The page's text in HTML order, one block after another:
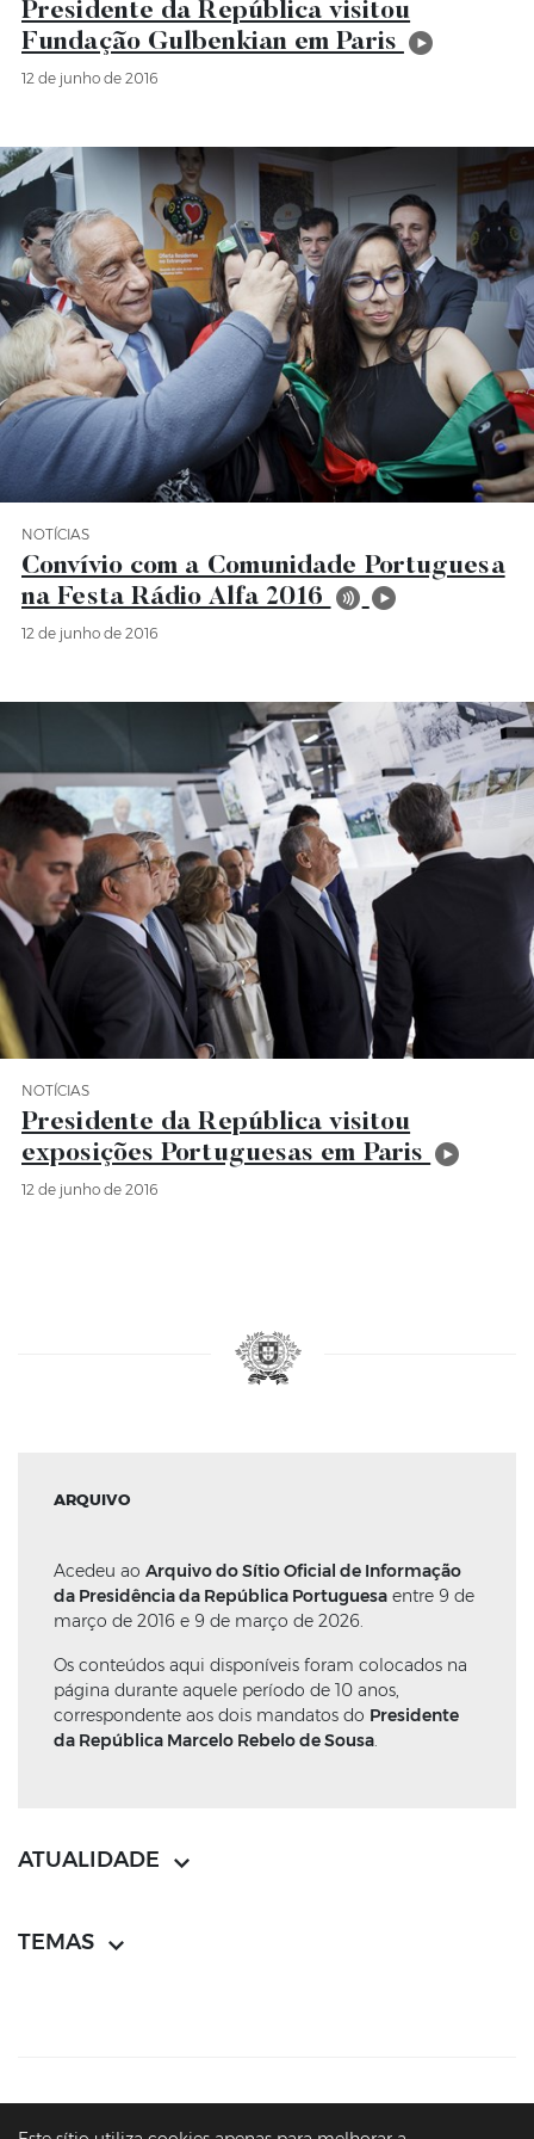
Presidente da República visitou
Fundação Gulbenkian em Paris
12 de junho de 2016
Categoria Notícias
NOTÍCIAS
Convívio com a Comunidade Portuguesa
na Festa Rádio Alfa 2016
12 de junho de 2016
Categoria Notícias
NOTÍCIAS
Presidente da República visitou
exposições Portuguesas em Paris
12 de junho de 2016
ARQUIVO
Acedeu ao Arquivo do Sítio Oficial de Informação
da Presidência da República Portuguesa entre 9 de
março de 2016 e 9 de março de 2026.
Os conteúdos aqui disponíveis foram colocados na
página durante aquele período de 10 anos,
correspondente aos dois mandatos do Presidente
da República Marcelo Rebelo de Sousa.
ATUALIDADE
TEMAS